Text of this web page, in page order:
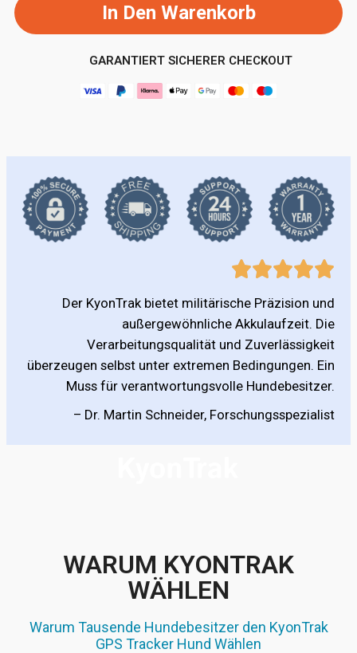
In Den Warenkorb
GARANTIERT SICHERER CHECKOUT
Der KyonTrak bietet militärische Präzision und
außergewöhnliche Akkulaufzeit. Die
Verarbeitungsqualität und Zuverlässigkeit
überzeugen selbst unter extremen Bedingungen. Ein
Muss für verantwortungsvolle Hundebesitzer.
– Dr. Martin Schneider, Forschungsspezialist
WARUM KYONTRAK
WÄHLEN
Warum Tausende Hundebesitzer den KyonTrak
GPS Tracker Hund Wählen